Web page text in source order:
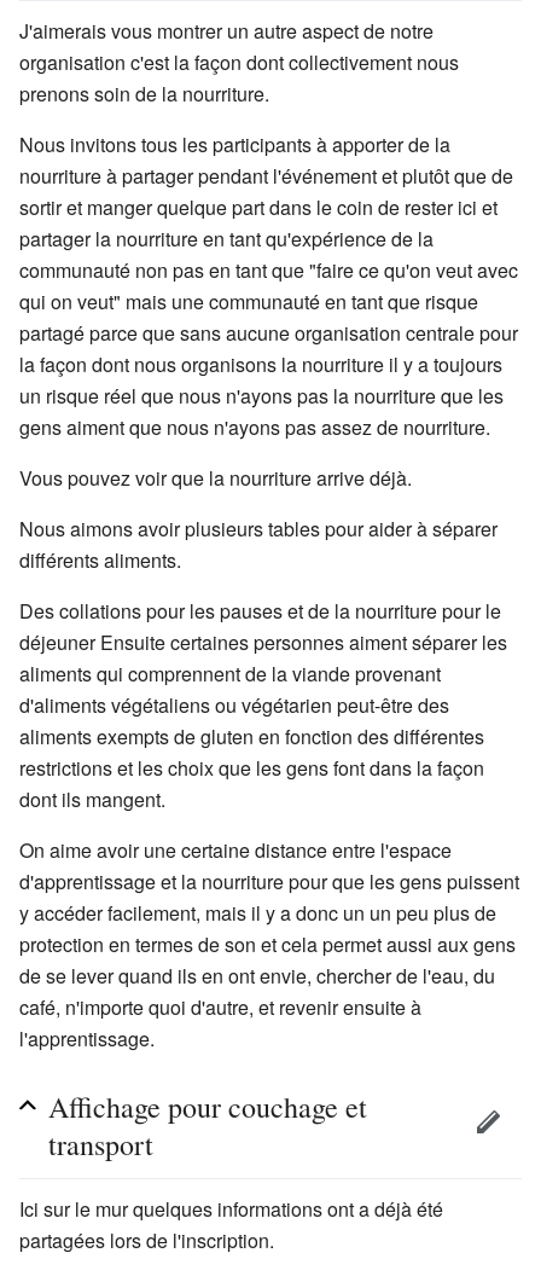
J'aimerais vous montrer un autre aspect de notre
organisation c'est la façon dont collectivement nous
prenons soin de la nourriture.
Nous invitons tous les participants à apporter de la
nourriture à partager pendant l'événement et plutôt que de
sortir et manger quelque part dans le coin de rester ici et
partager la nourriture en tant qu'expérience de la
communauté non pas en tant que "faire ce qu'on veut avec
qui on veut" mais une communauté en tant que risque
partagé parce que sans aucune organisation centrale pour
la façon dont nous organisons la nourriture il y a toujours
un risque réel que nous n'ayons pas la nourriture que les
gens aiment que nous n'ayons pas assez de nourriture.
Vous pouvez voir que la nourriture arrive déjà.
Nous aimons avoir plusieurs tables pour aider à séparer
différents aliments.
Des collations pour les pauses et de la nourriture pour le
déjeuner Ensuite certaines personnes aiment séparer les
aliments qui comprennent de la viande provenant
d'aliments végétaliens ou végétarien peut-être des
aliments exempts de gluten en fonction des différentes
restrictions et les choix que les gens font dans la façon
dont ils mangent.
On aime avoir une certaine distance entre l'espace
d'apprentissage et la nourriture pour que les gens puissent
y accéder facilement, mais il y a donc un un peu plus de
protection en termes de son et cela permet aussi aux gens
de se lever quand ils en ont envie, chercher de l'eau, du
café, n'importe quoi d'autre, et revenir ensuite à
l'apprentissage.
Affichage pour couchage et
transport
Ici sur le mur quelques informations ont a déjà été
partagées lors de l'inscription.